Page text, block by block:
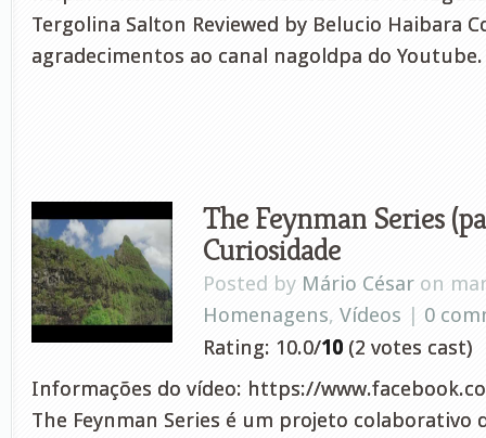
Tergolina Salton Reviewed by Belucio Haibara
agradecimentos ao canal nagoldpa do
The Feynman Series
Curiosidade
Posted by Mário César on
Homenagens, Vídeos | 0
Rating: 10.0/10 (2 votes cast)
Informações do vídeo: https://
The Feynman Series é um projeto colaborativo